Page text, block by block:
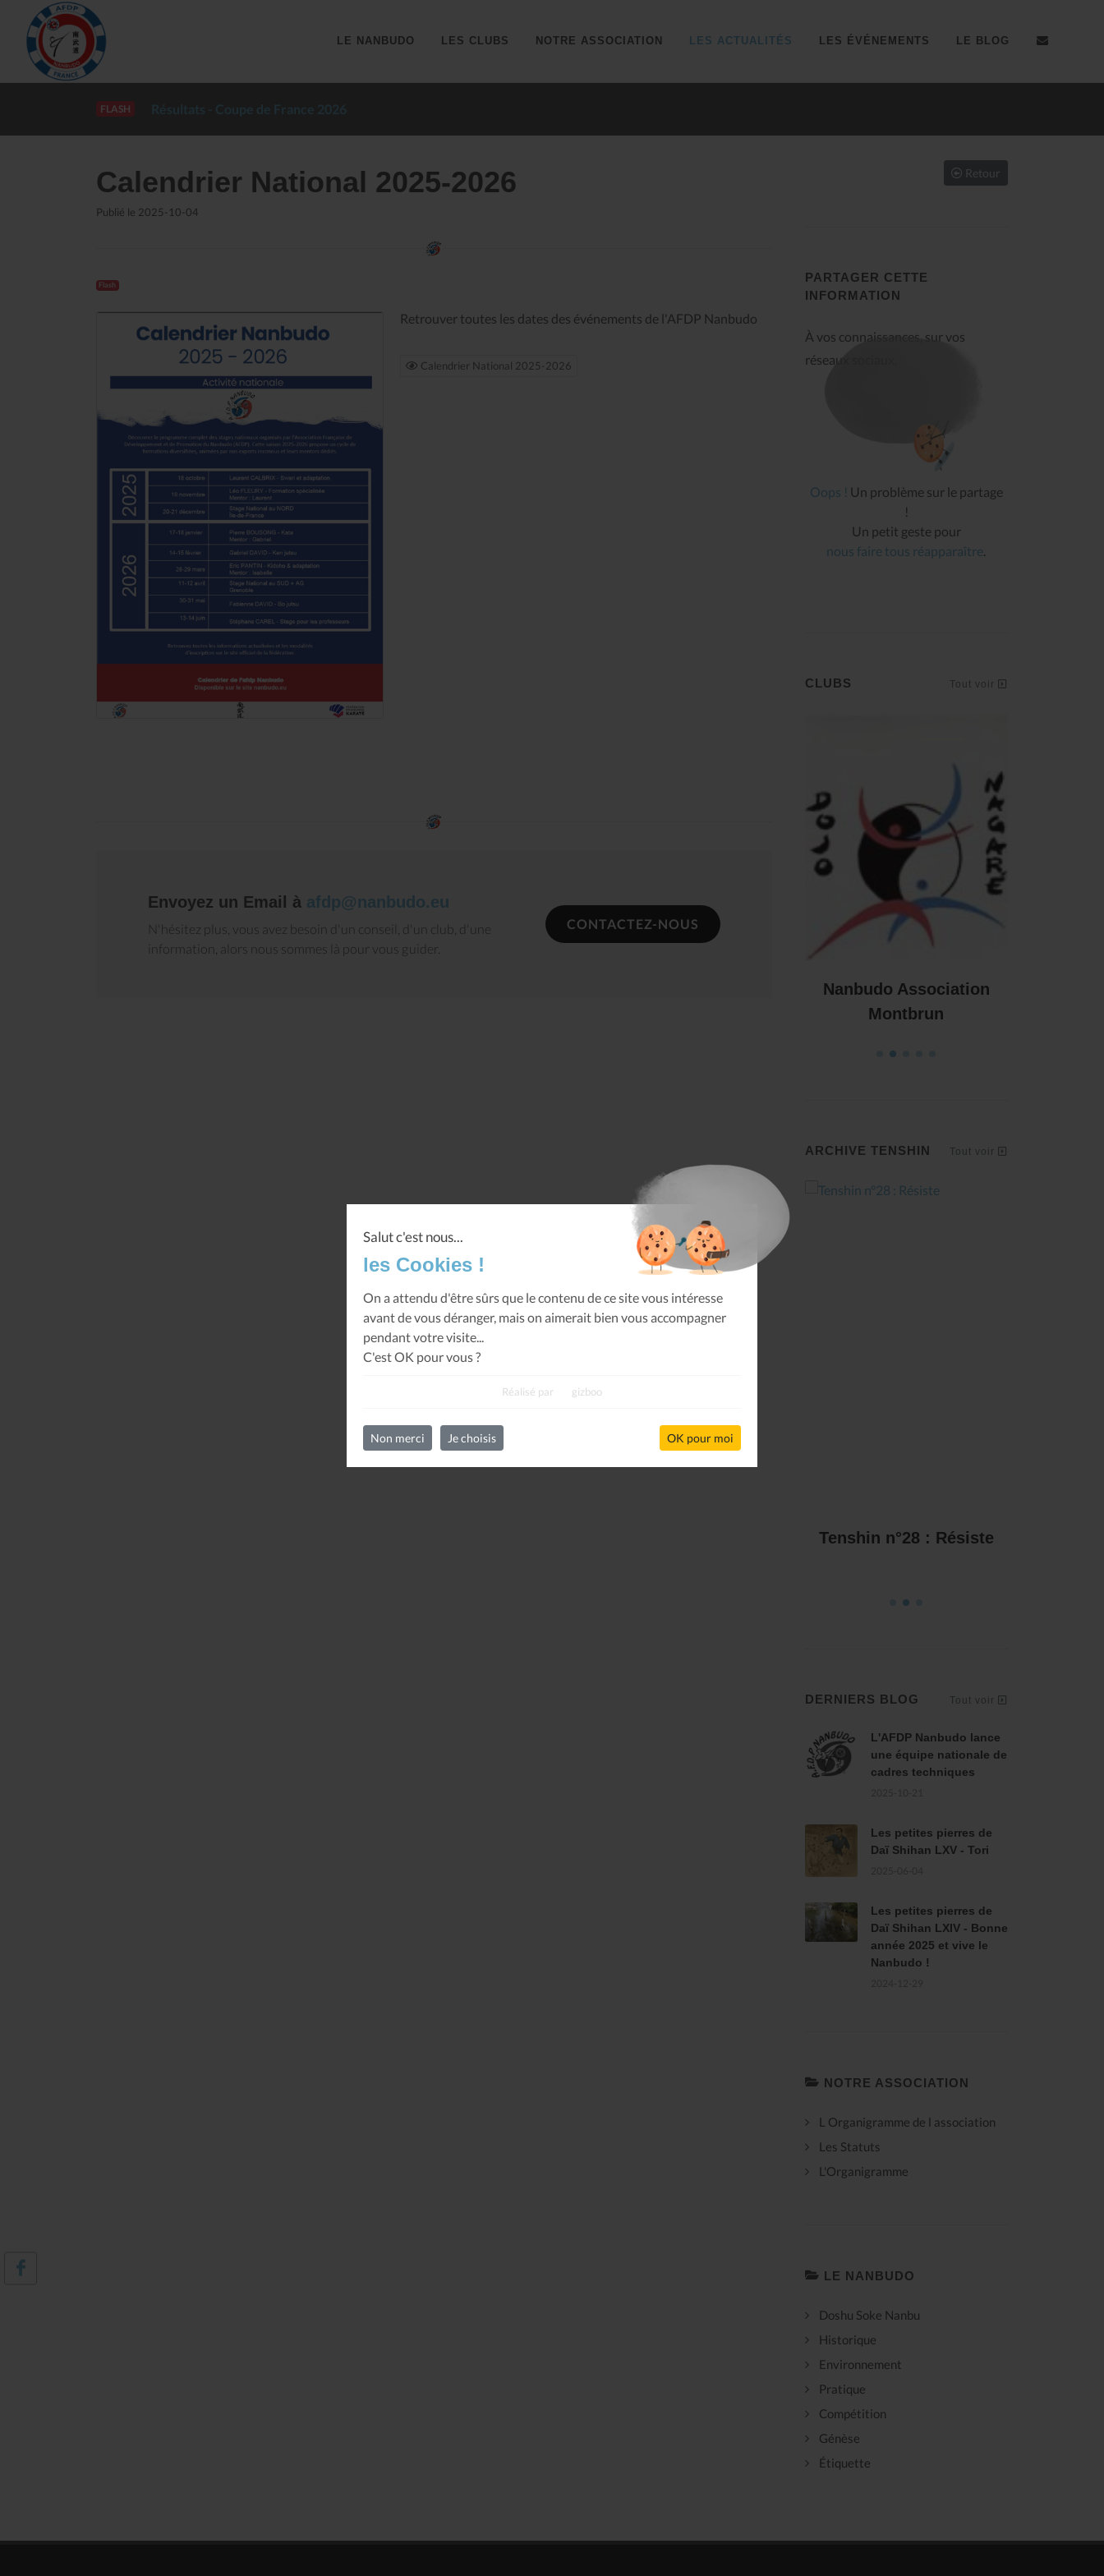
Salut c'est nous...
les Cookies !
On a attendu d'être sûrs que le contenu de ce site vous intéresse
avant de vous déranger, mais on aimerait bien vous accompagner
pendant votre visite...
C'est OK pour vous ?
Réalisé par gizboo
Non merci Je choisis OK pour moi
LE NANBUDO LES CLUBS NOTRE ASSOCIATION LES ACTUALITÉS LES ÉVÉNEMENTS LE BLOG
FLASH
- Coupe de France 2026
Calendrier National 2025-2026
Publié le 2025-10-04
Flash
Retrouver toutes les dates des événements de l'AFDP Nanbudo
Calendrier National 2025-2026
Envoyez un Email à afdp@nanbudo.eu
N'hésitez plus, vous avez besoin d'un conseil, d'un club, d'une
information, alors nous sommes là pour vous guider.
CONTACTEZ-NOUS
Retour
PARTAGER CETTE
INFORMATION
À vos connaissances, sur vos
réseaux sociaux.
Oops ! Un problème sur le partage
!
Un petit geste pour
nous faire tous réapparaître.
CLUBS Tout voir
Club d Orsay Nanbudo MJC Jean Vilar
GRENOBLE NANBUDO
Nanbudo Association
Montbrun
ARCHIVE TENSHIN Tout voir
Tenshin n°28 : Résiste
DERNIERS BLOG Tout voir
L'AFDP Nanbudo lance
une équipe nationale de
cadres techniques
Les petites pierres de
Daï Shihan LXV - Tori
Les petites pierres de
Daï Shihan LXIV - Bonne
année 2025 et vive le
Nanbudo !
NOTRE ASSOCIATION
L Organigramme de l association
Les Statuts
L'Organigramme
LE NANBUDO
Doshu Soke Nanbu
Historique
Environnement
Pratique
Compétition
Génèse
Étiquette